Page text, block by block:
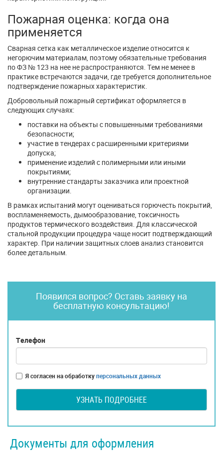
Пожарная оценка: когда она
применяется
Сварная сетка как металлическое изделие относится к
негорючим материалам, поэтому обязательные требования
по ФЗ № 123 на нее не распространяются. Тем не менее в
практике встречаются задачи, где требуется дополнительное
подтверждение пожарных характеристик.
Добровольный пожарный сертификат оформляется в
следующих случаях:
поставки на объекты с повышенными требованиями
безопасности;
участие в тендерах с расширенными критериями
допуска;
применение изделий с полимерными или иными
покрытиями;
внутренние стандарты заказчика или проектной
организации.
В рамках испытаний могут оцениваться горючесть покрытий,
воспламеняемость, дымообразование, токсичность
продуктов термического воздействия. Для классической
стальной продукции процедура чаще носит подтверждающий
характер. При наличии защитных слоев анализ становится
более детальным.
Появился вопрос? Оставь заявку на
бесплатную консультацию!
Телефон
Я согласен на обработкуперсональных данных
УЗНАТЬ ПОДРОБНЕЕ
Документы для оформления